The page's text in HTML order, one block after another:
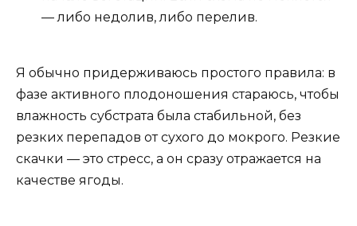
— либо недолив, либо перелив.
Я обычно придерживаюсь простого правила: в
фазе активного плодоношения стараюсь, чтобы
влажность субстрата была стабильной, без
резких перепадов от сухого до мокрого. Резкие
скачки — это стресс, а он сразу отражается на
качестве ягоды.